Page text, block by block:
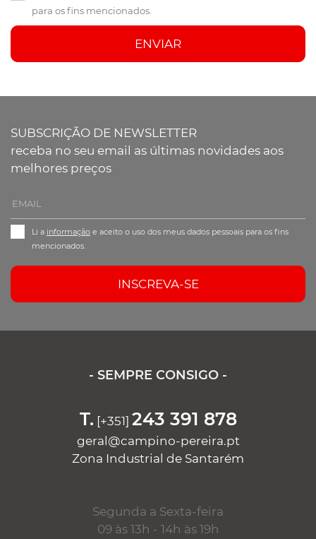
para os fins mencionados.
ENVIAR
SUBSCRIÇÃO DE NEWSLETTER
receba no seu email as últimas novidades aos
melhores preços
Li a informação e aceito o uso dos meus dados pessoais para os fins
mencionados.
INSCREVA-SE
- SEMPRE CONSIGO -
T. [+351] 243 391 878
geral@campino-pereira.pt
Zona Industrial de Santarém
Segunda a Sexta-feira
09 às 13h - 14h às 19h